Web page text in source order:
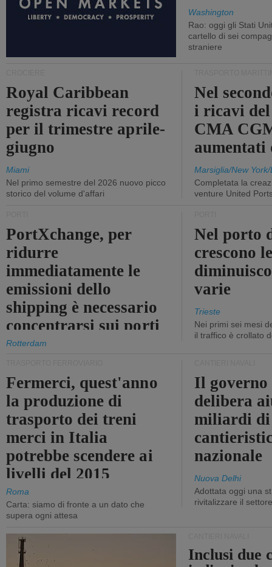
Washington
Rao: oggi gli Stati
cartello di sei
straniere
Royal Caribbean
registra ricavi record
per il trimestre aprile-
giugno
Miami
Nel primo semestre del 2026 nuovo picco
storico del volume d'affari
Nel
i ricavi
CMA
aumentati
Marsiglia/New
Completata la
venture United
PortXchange, per
ridurre
immediatamente le
emissioni dello
shipping è necessario
concentrarsi sui porti
Rotterdam
Nel porto
crescono
varie
Trieste
Nei primi sei mesi
il traffico è crollato
Fermerci, quest'anno
la produzione di
trasporto dei treni
merci in Italia
potrebbe scendere ai
livelli del 2015
Roma
Carta: siamo di fronte a un dato che
supera ogni attesa
Il
delibera
miliardi
nazionale
Nuova Delhi
Adottata oggi una
rivitalizzare il settore
Inclusi due